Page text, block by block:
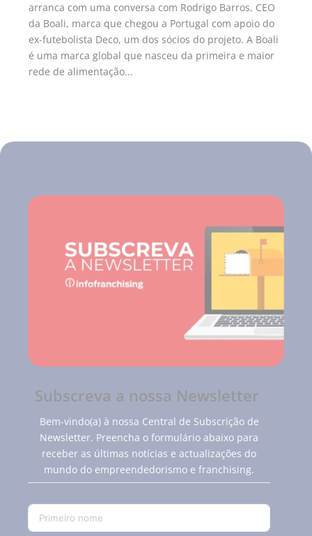
arranca com uma conversa com Rodrigo Barros, CEO
da Boali, marca que chegou a Portugal com apoio do
ex-futebolista Deco, um dos sócios do projeto. A Boali
é uma marca global que nasceu da primeira e maior
rede de alimentação...
Subscreva a nossa Newsletter
Bem-vindo(a) à nossa Central de Subscrição de
Newsletter. Preencha o formulário abaixo para
receber as últimas notícias e actualizações do
mundo do empreendedorismo e franchising.